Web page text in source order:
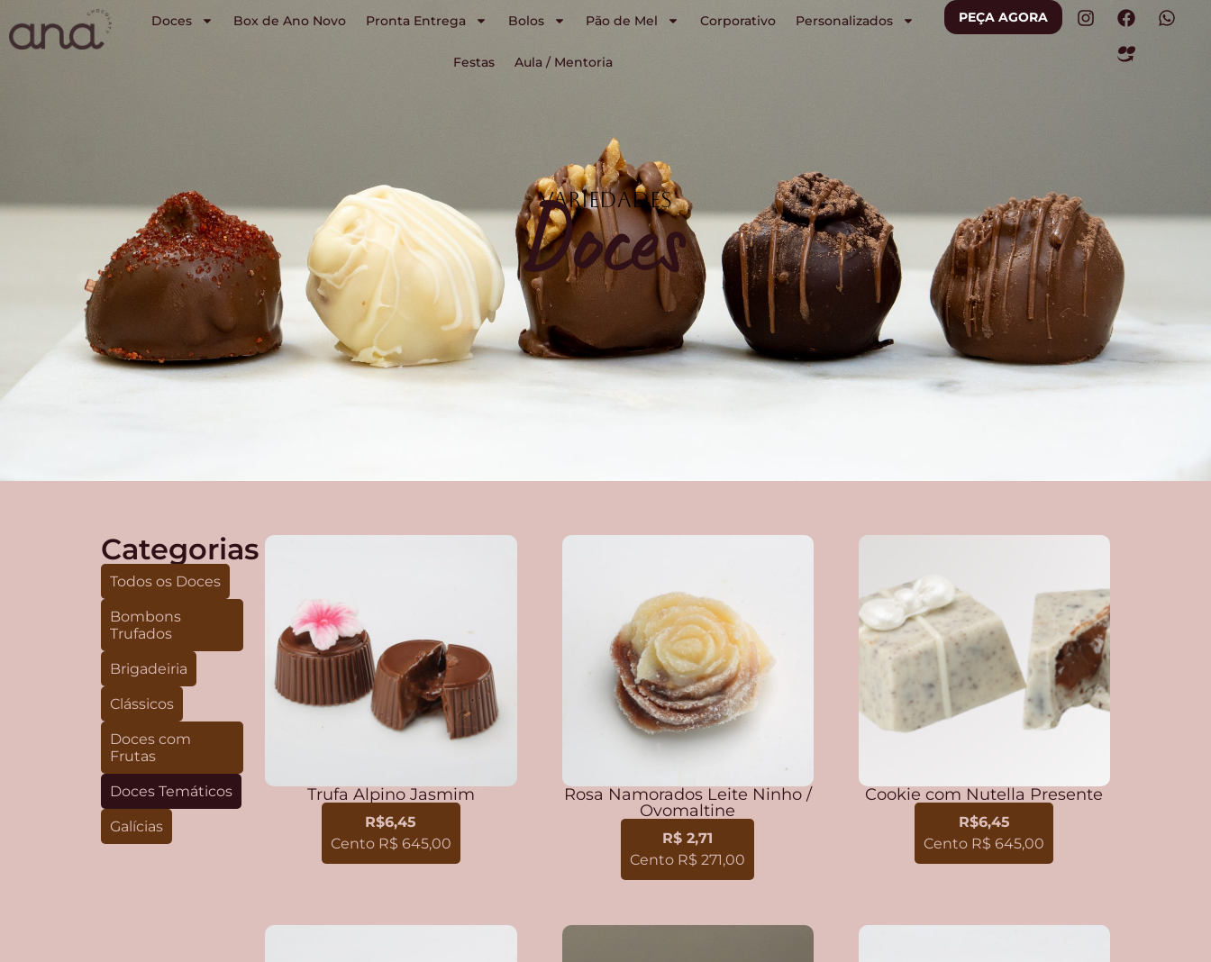
Doces Box de Ano Novo Pronta Entrega Bolos Pão de Mel Corporativo Personalizados
Festas Aula / Mentoria
PEÇA AGORA
Variedades
Doces
Categorias
Bombons
Trufados
Brigadeiria
Clássicos
Doces com
Frutas
Doces Temáticos
Galícias
Todos os Doces
Trufa Alpino Jasmim
R$6,45
Cento R$ 645,00
Rosa Namorados Leite Ninho /
Ovomaltine
R$ 2,71
Cento R$ 271,00
Cookie com Nutella Presente
R$6,45
Cento R$ 645,00